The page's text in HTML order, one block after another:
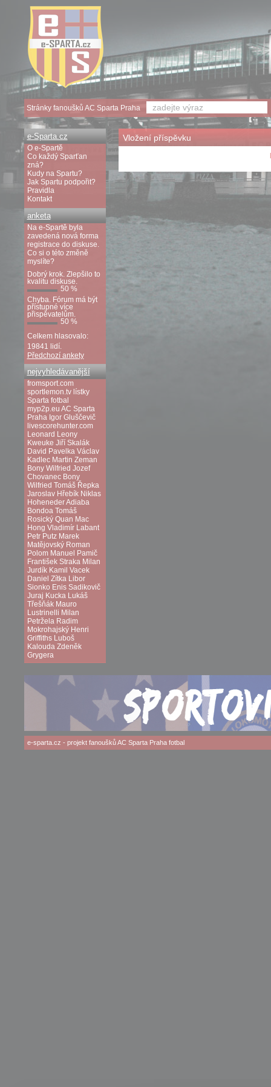
Vložení příspěvku
e-Sparta.cz
O e-Spartě
Co každý Sparťan
zná?
Kudy na Spartu?
Jak Spartu podpořit?
Pravidla
Kontakt
anketa
Na e-Spartě byla
zavedená nová forma
registrace do diskuse.
Co si o této změně
myslíte?
Dobrý krok. Zlepšilo to
kvalitu diskuse.
50 %
Chyba. Fórum má být
přístupné více
přispěvatelům.
50 %
Celkem hlasovalo:
19841 lidí.
Předchozí ankety
nejvyhledávanější
fromsport.com
sportlemon.tv lístky
Sparta fotbal
myp2p.eu AC Sparta
Praha Igor Gluščevič
livescorehunter.com
Leonard Leony
Kweuke Jiří Skalák
David Pavelka Václav
Kadlec Martin Zeman
Bony Wilfried Jozef
Chovanec Bony
Wilfried Tomáš Řepka
Jaroslav Hřebík Niklas
HohenederAdiaba
Bondoa Tomáš
Rosický Quan Mac
Hong Vladimír Labant
Petr Putz Marek
Matějovský Roman
Polom Manuel Pamič
František Straka Milan
Jurdík Kamil Vacek
Daniel Zítka Libor
Sionko Enis Sadikovič
Juraj Kucka Lukáš
Třešňák Mauro
Lustrinelli Milan
Petržela Radim
Mokrohajský Henri
Griffiths Luboš
Kalouda Zdeněk
Grygera
e-sparta.cz - projekt fanouškůAC Sparta Prahafotbal
Stránky fanoušků AC Sparta Praha